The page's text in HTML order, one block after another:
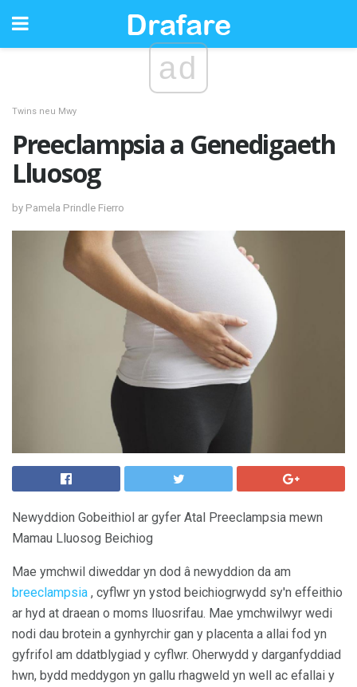
ad
Twins neu Mwy
Preeclampsia a Genedigaeth
Lluosog
by Pamela Prindle Fierro
Newyddion Gobeithiol ar gyfer Atal Preeclampsia mewn
Mamau Lluosog Beichiog
Mae ymchwil diweddar yn dod â newyddion da am
breeclampsia , cyflwr yn ystod beichiogrwydd sy'n effeithio
ar hyd at draean o moms lluosrifau. Mae ymchwilwyr wedi
nodi dau brotein a gynhyrchir gan y placenta a allai fod yn
gyfrifol am ddatblygiad y cyflwr. Oherwydd y darganfyddiad
hwn, bydd meddygon yn gallu rhagweld yn well ac efallai y